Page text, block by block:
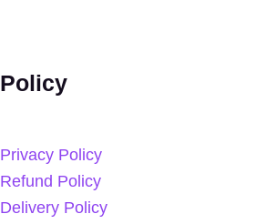
Policy
Privacy Policy
Refund Policy
Delivery Policy